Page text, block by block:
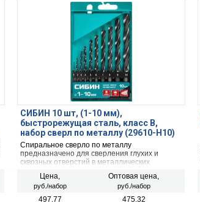
СИБИН 10 шт, (1-10 мм),
быстрорежущая сталь, класс В,
набор сверл по металлу (29610-H10)
Спиральное сверло по металлу
предназначено для сверления глухих и
сквозных отверстий в металлических
Цена,
руб./набор
Оптовая цена,
руб./набор
497.77 475.32